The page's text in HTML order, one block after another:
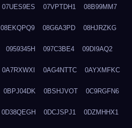
07UES9ES 07VPTDH1 08B99MM7
08EKQPQ9 08G6A3PD 08HJRZKG
0959345H 097C3BE4 09DI9AQ2
0A7RXWXI 0AG4NTTC 0AYXMFKC
0BPJ04DK 0BSHJVOT 0C9RGFN6
0D38QEGH 0DCJSPJ1 0DZMHHX1